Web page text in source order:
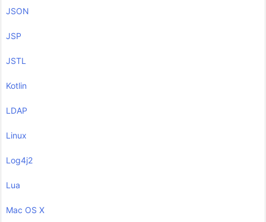
JSON
JSP
JSTL
Kotlin
LDAP
Linux
Log4j2
Lua
Mac OS X